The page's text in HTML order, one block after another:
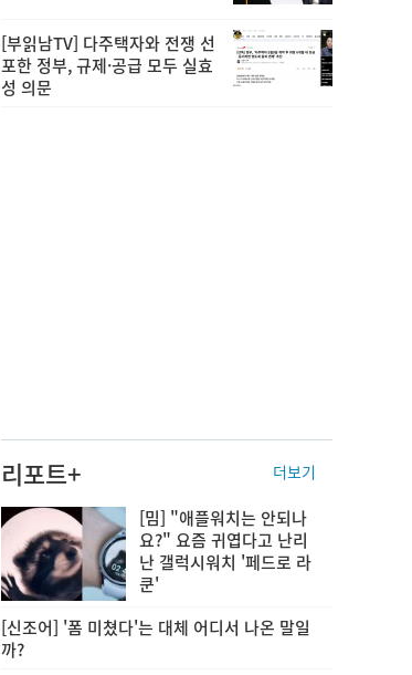
[부읽남TV] 다주택자와 전쟁 선
포한 정부, 규제·공급 모두 실효
성 의문
리포트+ 더보기
[밈] "애플워치는 안되나
요?" 요즘 귀엽다고 난리
난 갤럭시워치 '페드로 라
쿤'
[신조어] '폼 미쳤다'는 대체 어디서 나온 말일
까?